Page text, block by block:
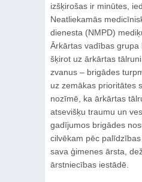
izšķirošas ir minūtes,
Neatliekamās
dienesta (NMPD)
Ārkārtas vadības grupa
šķirot uz ārkārtas
zvanus – brigādes
uz zemākas prioritātes
nozīmē, ka ārkārtas
atsevišķu traumu un
gadījumos brigādes
cilvēkam pēc
sava ģimenes ārsta,
ārstniecības iestādē.